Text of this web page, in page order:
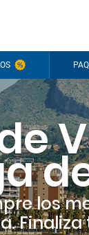
los
Finaliza